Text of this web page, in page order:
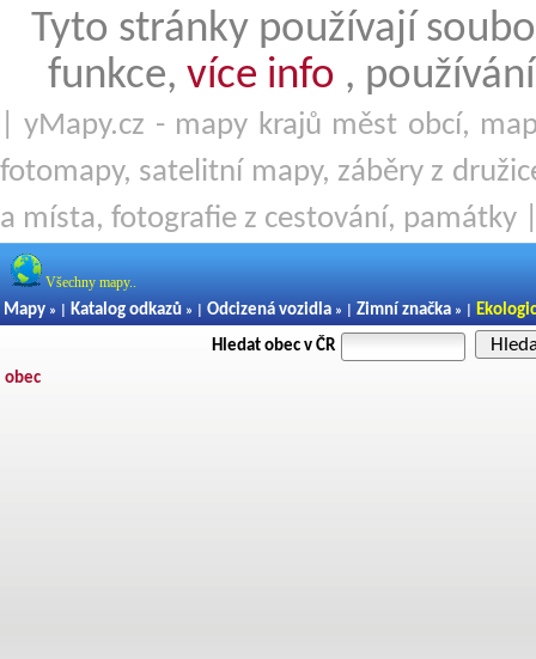
Tyto stránky používají
funkce, více info ,
| yMapy.cz - mapy krajů měst obcí,
fotomapy, satelitní mapy, záběry z
a místa, fotografie z cestování, památky
Všechny mapy..
Mapy » | Katalog odkazů » | Odcizená vozidla » | Zimní značka » |
Hledat obec v ČR
obec